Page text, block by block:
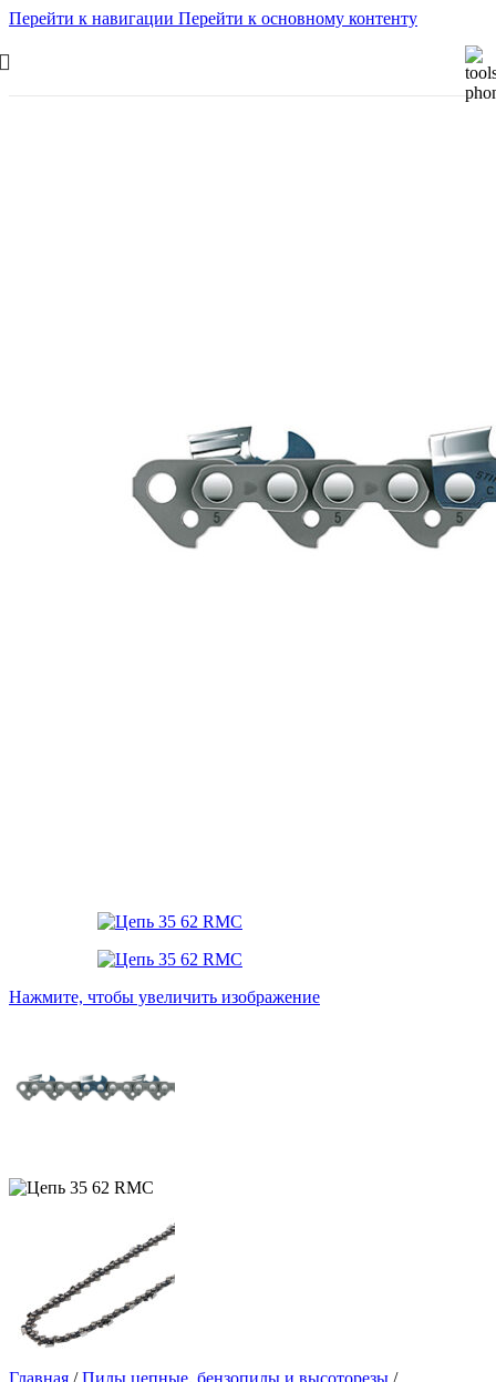
Перейти к навигации Перейти к основному контенту
Нажмите, чтобы увеличить изображение
Главная / Пилы цепные, бензопилы и высоторезы /